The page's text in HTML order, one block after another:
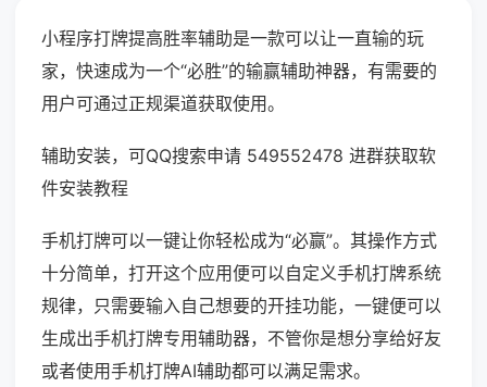
小程序打牌提高胜率辅助是一款可以让一直输的玩
家，快速成为一个“必胜”的输赢辅助神器，有需要的
用户可通过正规渠道获取使用。
辅助安装，可QQ搜索申请 549552478 进群获取软
件安装教程
手机打牌可以一键让你轻松成为“必赢”。其操作方式
十分简单，打开这个应用便可以自定义手机打牌系统
规律，只需要输入自己想要的开挂功能，一键便可以
生成出手机打牌专用辅助器，不管你是想分享给好友
或者使用手机打牌AI辅助都可以满足需求。